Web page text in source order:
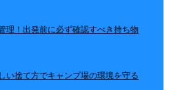
理！出発前に必ず確認すべき持ち物
い捨て方でキャンプ場の環境を守る